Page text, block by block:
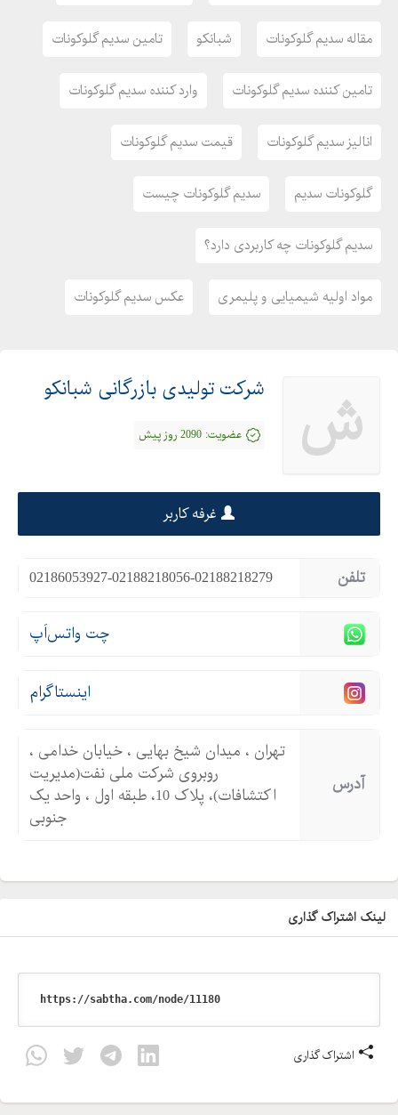
مقاله سدیم گلوکونات شبانکو تامین سدیم گلوکونات
تامین کننده سدیم گلوکونات وارد کننده سدیم گلوکونات
انالیز سدیم گلوکونات قیمت سدیم گلوکونات
گلوکونات سدیم سدیم گلوکونات چیست
سدیم گلوکونات چه کاربردی دارد؟
مواد اولیه شیمیایی و پلیمری عکس سدیم گلوکونات
ش شرکت تولیدی بازرگانی شبانکو
عضویت: 2090 روز پیش
غرفه کاربر
تلفن 02186053927-02188218056-02188218279
چت واتس‌اَپ
اینستاگرام
آدرس
تهران ، میدان شیخ بهایی ، خیابان خدامی ،
روبروی شرکت ملی نفت(مدیریت
اکتشافات)، پلاک 10، طبقه اول ، واحد یک
جنوبی
لینک اشتراک گذاری
اشتراک گذاری